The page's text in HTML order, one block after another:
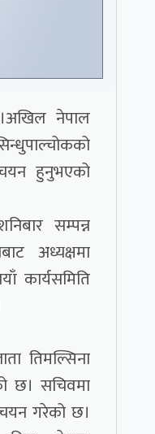
नेपाल
चयन हुनुभएको
सम्पन्न
अध्यक्षमा
कार्यसमिति
तिमल्सिना
छ। सचिवमा
गरेको छ।